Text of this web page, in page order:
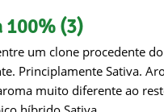
Dutch Passion
Empire Seeds
Exotic Seeds
100% (3)
um clone procedente
Principlamente Sativa.
muito diferente ao